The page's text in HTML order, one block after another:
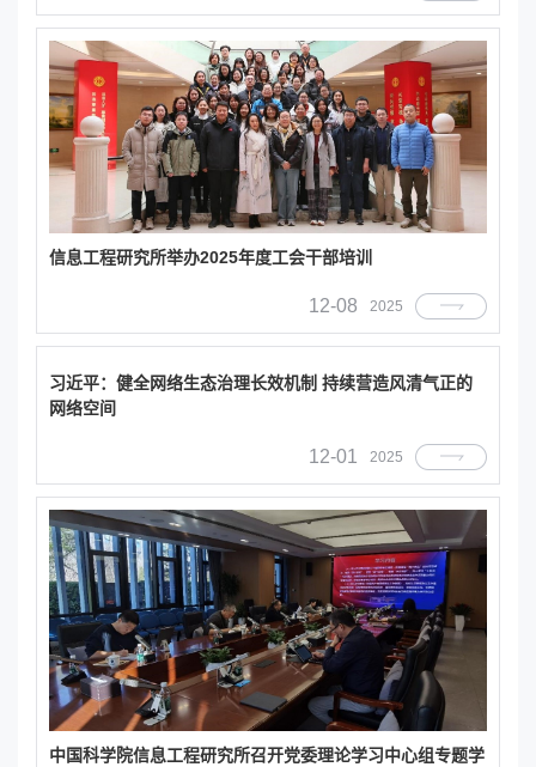
信息工程研究所举办2025年度工会干部培训
12-08 2025
习近平：健全网络生态治理长效机制 持续营造风清气正的
网络空间
12-01 2025
中国科学院信息工程研究所召开党委理论学习中心组专题学